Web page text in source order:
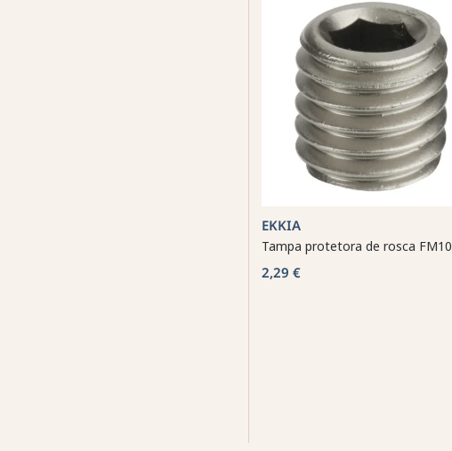
EKKIA
Tampa protetora de rosca FM10
2,29 €